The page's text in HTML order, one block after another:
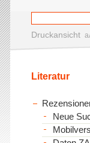
Druckansicht
Literatur
Neue